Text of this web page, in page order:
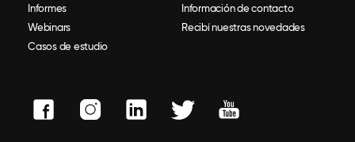
Informes
Webinars
Casos de estudio
Información de contacto
Recibí nuestras novedades